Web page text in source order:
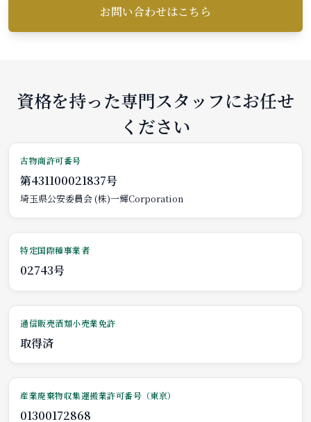
お問い合わせはこちら
資格を持った専門スタッフにお任せ
ください
古物商許可番号
第431100021837号
埼玉県公安委員会 (株)一輝Corporation
特定国際種事業者
02743号
通信販売酒類小売業免許
取得済
産業廃棄物収集運搬業許可番号（東京）
01300172868